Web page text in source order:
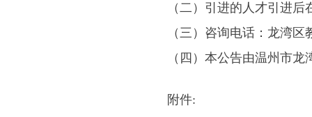
（二）引进的人才引进
（三）咨询电话：龙湾
（四）本公告由温州市
附件: